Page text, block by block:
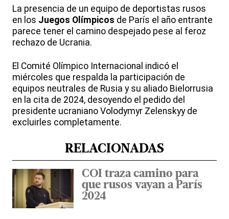
La presencia de un equipo de deportistas rusos
en los Juegos Olímpicos de París el año entrante
parece tener el camino despejado pese al feroz
rechazo de Ucrania.
El Comité Olímpico Internacional indicó el
miércoles que respalda la participación de
equipos neutrales de Rusia y su aliado Bielorrusia
en la cita de 2024, desoyendo el pedido del
presidente ucraniano Volodymyr Zelenskyy de
excluirles completamente.
RELACIONADAS
COI traza camino para
que rusos vayan a París
2024